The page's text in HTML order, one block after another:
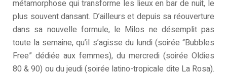
métamorphose qui transforme les lieux en bar de nuit, le
plus souvent dansant. D’ailleurs et depuis sa réouverture
dans sa nouvelle formule, le Milos ne désemplit pas
toute la semaine, qu’il s’agisse du lundi (soirée “Bubbles
Free” dédiée aux femmes), du mercredi (soirée Oldies
80 & 90) ou du jeudi (soirée latino-tropicale dite La Rosa).